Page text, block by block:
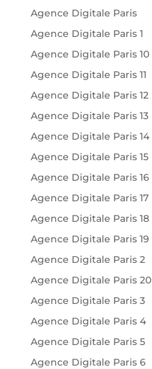
Agence Digitale Paris
Agence Digitale Paris 1
Agence Digitale Paris 10
Agence Digitale Paris 11
Agence Digitale Paris 12
Agence Digitale Paris 13
Agence Digitale Paris 14
Agence Digitale Paris 15
Agence Digitale Paris 16
Agence Digitale Paris 17
Agence Digitale Paris 18
Agence Digitale Paris 19
Agence Digitale Paris 2
Agence Digitale Paris 20
Agence Digitale Paris 3
Agence Digitale Paris 4
Agence Digitale Paris 5
Agence Digitale Paris 6